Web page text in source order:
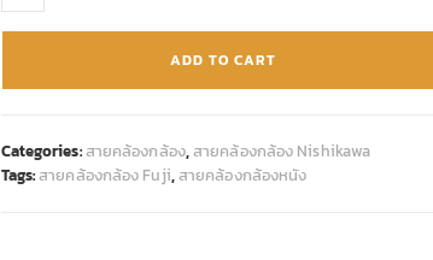
ADD TO CART
Categories:สายคล้องกล้อง,สายคล้องกล้อง Nishikawa
Tags:สายคล้องกล้อง Fuji,สายคล้องกล้องหนัง